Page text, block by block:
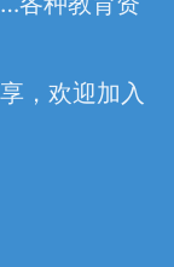
，欢迎加入